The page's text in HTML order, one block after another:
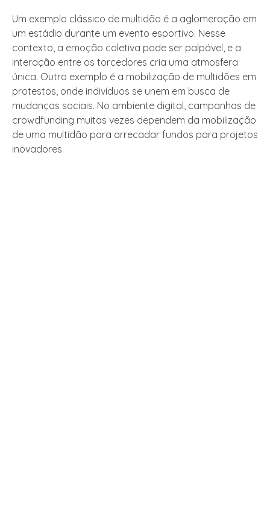
Um exemplo clássico de multidão é a aglomeração em
um estádio durante um evento esportivo. Nesse
contexto, a emoção coletiva pode ser palpável, e a
interação entre os torcedores cria uma atmosfera
única. Outro exemplo é a mobilização de multidões em
protestos, onde indivíduos se unem em busca de
mudanças sociais. No ambiente digital, campanhas de
crowdfunding muitas vezes dependem da mobilização
de uma multidão para arrecadar fundos para projetos
inovadores.